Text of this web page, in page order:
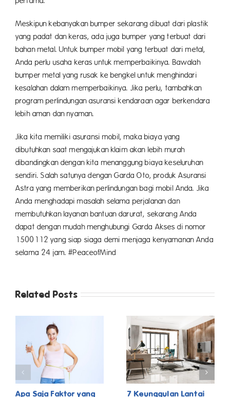
Meskipun kebanyakan bumper sekarang dibuat dari plastik
yang padat dan keras, ada juga bumper yang terbuat dari
bahan metal. Untuk bumper mobil yang terbuat dari metal,
Anda perlu usaha keras untuk memperbaikinya. Bawalah
bumper metal yang rusak ke bengkel untuk menghindari
kesalahan dalam memperbaikinya. Jika perlu, tambahkan
program perlindungan asuransi kendaraan agar berkendara
lebih aman dan nyaman.
Jika kita memiliki asuransi mobil, maka biaya yang
dibutuhkan saat mengajukan klaim akan lebih murah
dibandingkan dengan kita menanggung biaya keseluruhan
sendiri. Salah satunya dengan Garda Oto, produk Asuransi
Astra yang memberikan perlindungan bagi mobil Anda. Jika
Anda menghadapi masalah selama perjalanan dan
membutuhkan layanan bantuan darurat, sekarang Anda
dapat dengan mudah menghubungi Garda Akses di nomor
1500112 yang siap siaga demi menjaga kenyamanan Anda
selama 24 jam. #PeaceofMind
Related Posts
Apa Saja Faktor yang 7 Keunggulan Lantai